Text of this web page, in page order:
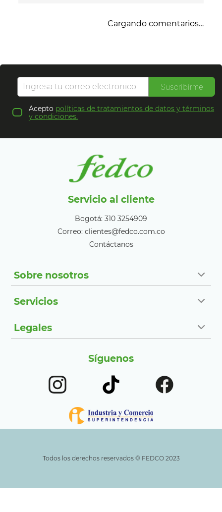
Cargando comentarios…
Suscribirme
Acepto políticas de tratamientos de datos y términos
y condiciones.
Servicio al cliente
Bogotá: 310 3254909
Correo: clientes@fedco.com.co
Contáctanos
Sobre nosotros
Servicios
Legales
Síguenos
Todos los derechos reservados ©️ FEDCO 2023